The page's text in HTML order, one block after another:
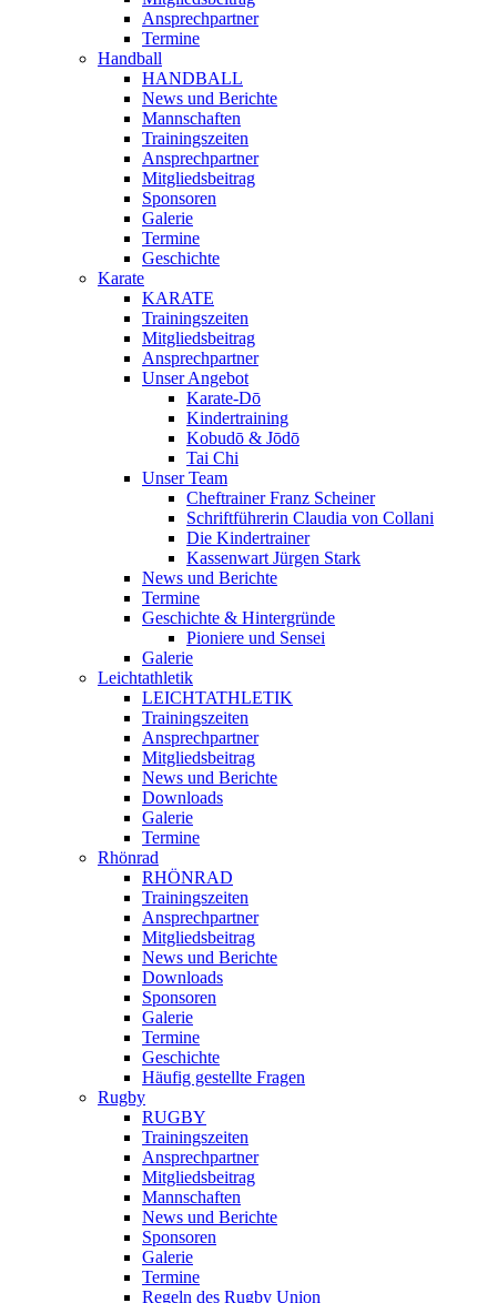
Ansprechpartner
Termine
Handball
HANDBALL
News und Berichte
Mannschaften
Trainingszeiten
Ansprechpartner
Mitgliedsbeitrag
Sponsoren
Galerie
Termine
Geschichte
Karate
KARATE
Trainingszeiten
Mitgliedsbeitrag
Ansprechpartner
Unser Angebot
Karate-Dō
Kindertraining
Kobudō & Jōdō
Tai Chi
Unser Team
Cheftrainer Franz Scheiner
Schriftführerin Claudia von Collani
Die Kindertrainer
Kassenwart Jürgen Stark
News und Berichte
Termine
Geschichte & Hintergründe
Pioniere und Sensei
Galerie
Leichtathletik
LEICHTATHLETIK
Trainingszeiten
Ansprechpartner
Mitgliedsbeitrag
News und Berichte
Downloads
Galerie
Termine
Rhönrad
RHÖNRAD
Trainingszeiten
Ansprechpartner
Mitgliedsbeitrag
News und Berichte
Downloads
Sponsoren
Galerie
Termine
Geschichte
Häufig gestellte Fragen
Rugby
RUGBY
Trainingszeiten
Ansprechpartner
Mitgliedsbeitrag
Mannschaften
News und Berichte
Sponsoren
Galerie
Termine
Regeln des Rugby Union